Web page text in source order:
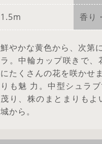
1.5m 香り
鮮やかな黄色から、次第
ラ。中輪カップ咲きで
にたくさんの花を咲かせ
りも魅 力。中型シュラ
茂り、株のまとまりも
城から。